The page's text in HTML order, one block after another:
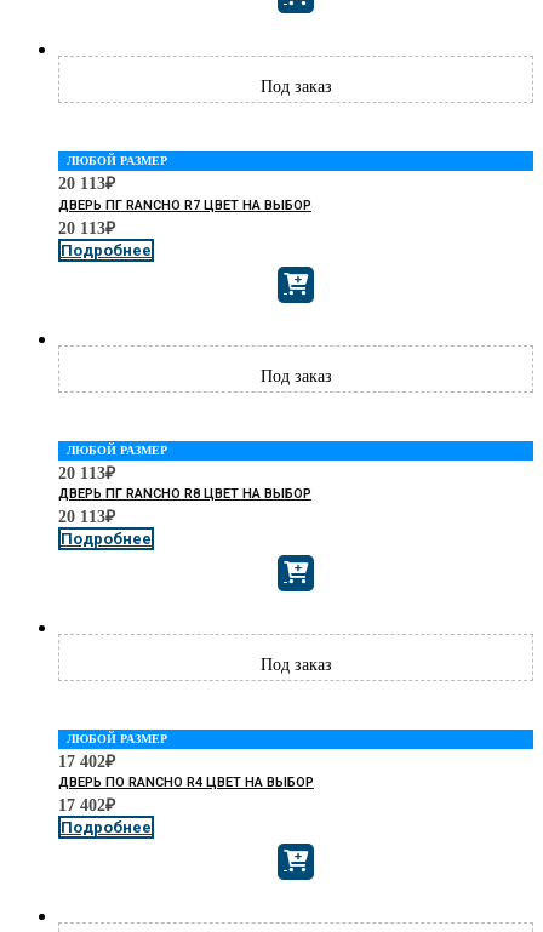
ЛЮБОЙ РАЗМЕР
20 113₽
ДВЕРЬ ПГ RANCHO R7 ЦВЕТ НА ВЫБОР
20 113₽
Подробнее
ЛЮБОЙ РАЗМЕР
20 113₽
ДВЕРЬ ПГ RANCHO R8 ЦВЕТ НА ВЫБОР
20 113₽
Подробнее
ЛЮБОЙ РАЗМЕР
17 402₽
ДВЕРЬ ПО RANCHO R4 ЦВЕТ НА ВЫБОР
17 402₽
Подробнее